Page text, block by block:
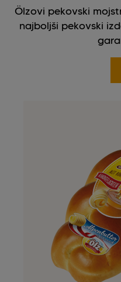
Ölzovi pekovski
najboljši pekovski